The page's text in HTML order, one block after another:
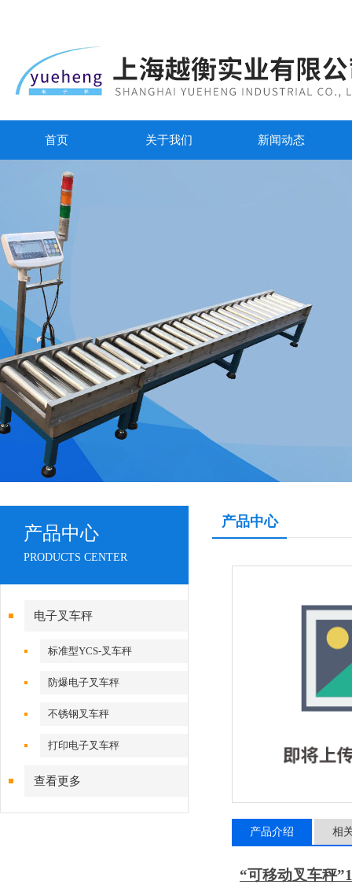
首页 关于我们 新闻动态
产品中心
PRODUCTS CENTER
电子叉车秤
标准型YCS-叉车秤
防爆电子叉车秤
不锈钢叉车秤
打印电子叉车秤
查看更多
产品中心
产品介绍 相
“可移动叉车秤”1